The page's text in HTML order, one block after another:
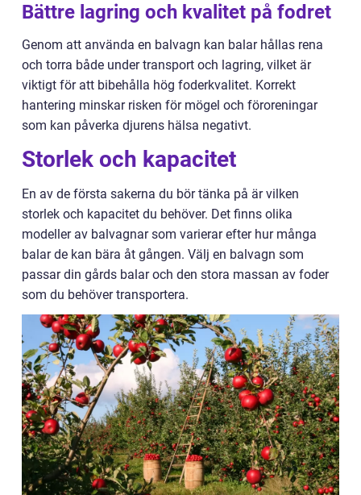
Bättre lagring och kvalitet på fodret
Genom att använda en balvagn kan balar hållas rena
och torra både under transport och lagring, vilket är
viktigt för att bibehålla hög foderkvalitet. Korrekt
hantering minskar risken för mögel och föroreningar
som kan påverka djurens hälsa negativt.
Storlek och kapacitet
En av de första sakerna du bör tänka på är vilken
storlek och kapacitet du behöver. Det finns olika
modeller av balvagnar som varierar efter hur många
balar de kan bära åt gången. Välj en balvagn som
passar din gårds balar och den stora massan av foder
som du behöver transportera.